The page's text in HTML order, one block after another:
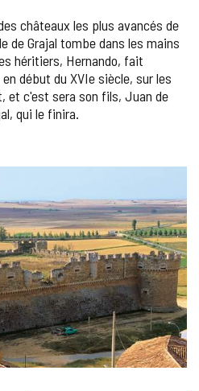
châteaux les plus avancés de
de Grajal tombe dans les mains
héritiers, Hernando, fait
début du XVIe siècle, sur les
et c'est sera son fils, Juan de
qui le finira.